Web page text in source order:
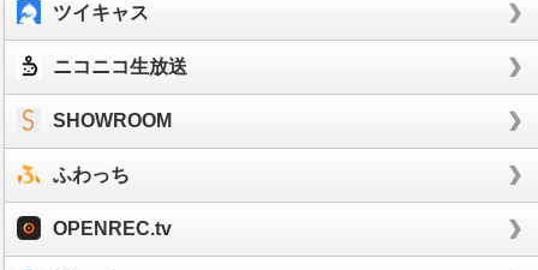
ツイキャス
ニコニコ生放送
SHOWROOM
ふわっち
OPENREC.tv